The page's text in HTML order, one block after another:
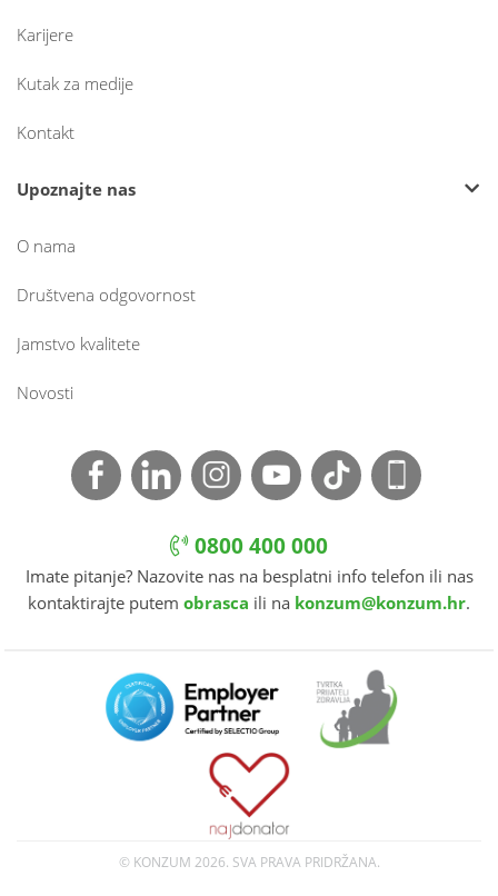
Karijere
Kutak za medije
Kontakt
Upoznajte nas
O nama
Društvena odgovornost
Jamstvo kvalitete
Novosti
0800 400 000
Imate pitanje? Nazovite nas na besplatni info telefon ili nas
kontaktirajte putem obrasca ili na konzum@konzum.hr.
© KONZUM 2026. SVA PRAVA PRIDRŽANA.